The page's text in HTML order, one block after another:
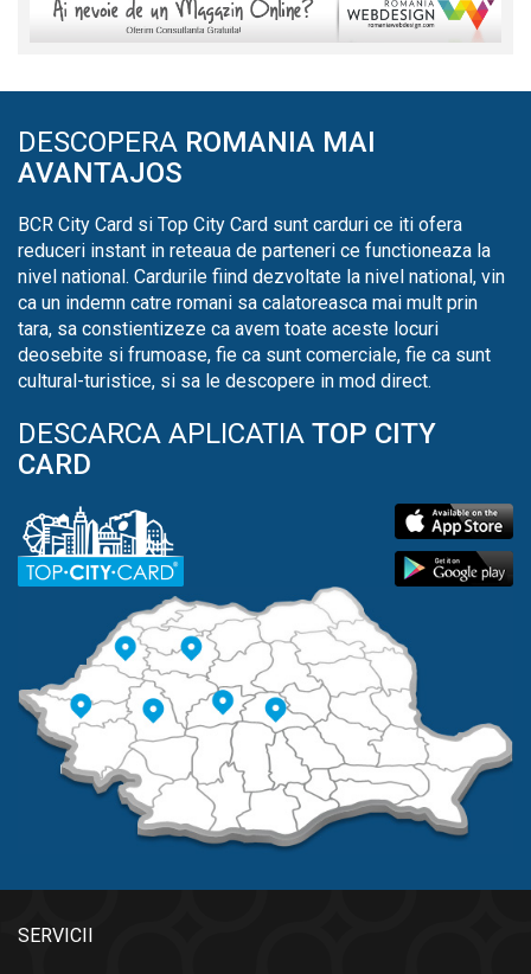
DESCOPERA ROMANIA MAI
AVANTAJOS
BCR City Card si Top City Card sunt carduri ce iti ofera
reduceri instant in reteaua de parteneri ce functioneaza la
nivel national. Cardurile fiind dezvoltate la nivel national, vin
ca un indemn catre romani sa calatoreasca mai mult prin
tara, sa constientizeze ca avem toate aceste locuri
deosebite si frumoase, fie ca sunt comerciale, fie ca sunt
cultural-turistice, si sa le descopere in mod direct.
DESCARCA APLICATIA TOP CITY
CARD
SERVICII